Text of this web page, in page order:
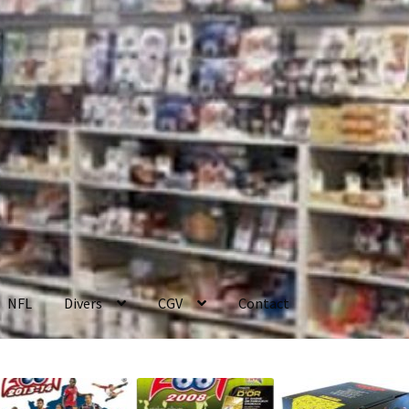
NFL Divers CGV Contact